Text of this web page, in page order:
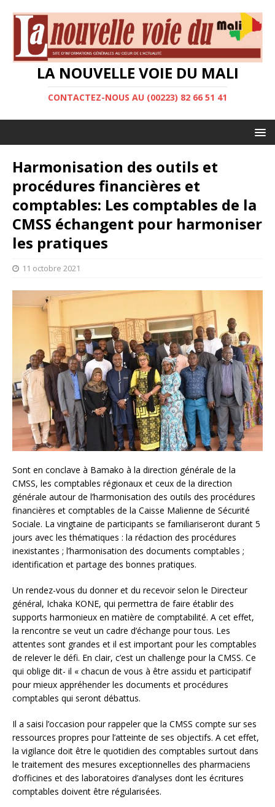
LA NOUVELLE VOIE DU MALI
CONTACTEZ-NOUS AU (00223) 82 66 51 41
Harmonisation des outils et
procédures financières et
comptables: Les comptables de la
CMSS échangent pour harmoniser
les pratiques
11 octobre 2021
Sont en conclave à Bamako à la direction générale de la
CMSS, les comptables régionaux et ceux de la direction
générale autour de l’harmonisation des outils des procédures
financières et comptables de la Caisse Malienne de Sécurité
Sociale. La vingtaine de participants se familiariseront durant 5
jours avec les thématiques : la rédaction des procédures
inexistantes ; l’harmonisation des documents comptables ;
identification et partage des bonnes pratiques.
Un rendez-vous du donner et du recevoir selon le Directeur
général, Ichaka KONE, qui permettra de faire établir des
supports harmonieux en matière de comptabilité. A cet effet,
la rencontre se veut un cadre d’échange pour tous. Les
attentes sont grandes et il est important pour les comptables
de relever le défi. En clair, c’est un challenge pour la CMSS. Ce
qui oblige dit- il « chacun de vous à être assidu et participatif
pour mieux appréhender les documents et procédures
comptables qui seront débattus.
Il a saisi l’occasion pour rappeler que la CMSS compte sur ses
ressources propres pour l’atteinte de ses objectifs. A cet effet,
la vigilance doit être le quotidien des comptables surtout dans
le traitement des mesures exceptionnelles des pharmaciens
d’officines et des laboratoires d’analyses dont les écritures
comptables doivent être régularisées.